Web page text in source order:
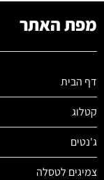
מפת האתר
דף הבית
קטלוג
ג'נטים
צמיגים לטסלה